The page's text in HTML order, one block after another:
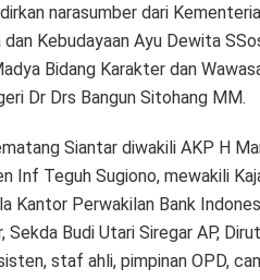
narasumber dari
dan Kebudayaan Ayu Dewita
Bidang Karakter dan
Dr Drs Bangun Sitohang MM.
Siantar diwakili AKP H
Inf Teguh Sugiono, mewakili
Kantor Perwakilan Bank
Sekda Budi Utari Siregar AP,
staf ahli, pimpinan OPD,